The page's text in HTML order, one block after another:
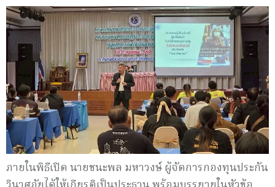
ภายในพิธีเปิด นายชนะพล มหาวงษ์ ผู้จัดการกองทุนประกัน